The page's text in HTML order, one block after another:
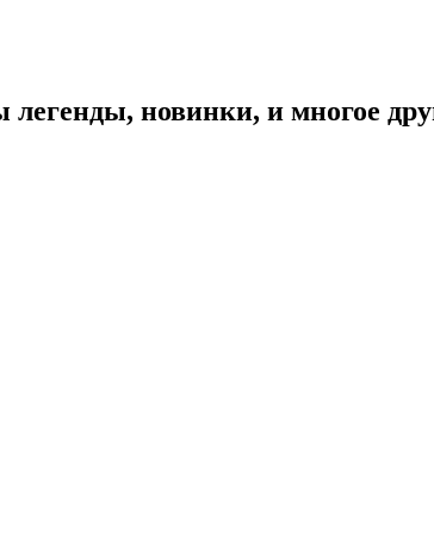
новинки, и многое